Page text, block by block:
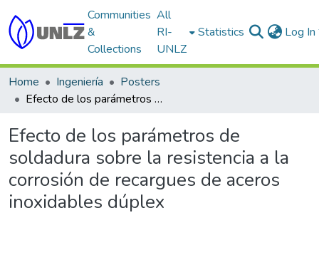
Communities
&
Collections
All
RI-
UNLZ
Statistics Log In
Home Ingeniería
Posters
Efecto de los parámetros de soldadura sobre la resistencia a la corrosión de recargues de aceros inoxidables dúplex
Efecto de los parámetros de
soldadura sobre la resistencia a la
corrosión de recargues de aceros
inoxidables dúplex